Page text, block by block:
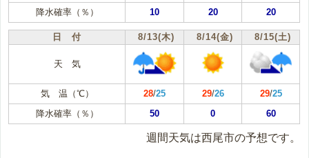
降水確率（％）
10 20 20
日 付 8/13(木) 8/14(金) 8/15(土)
天 気
気 温（℃） 28/25 29/26 29/25
降水確率（％）
50 0 60
週間天気は西尾市の予想です。